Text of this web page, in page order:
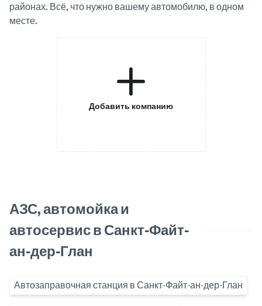
районах. Всё, что нужно вашему автомобилю, в одном
месте.
Добавить компанию
АЗС, автомойка и
автосервис в Санкт-Файт-
ан-дер-Глан
Автозаправочная станция в Санкт-Файт-ан-дер-Глан